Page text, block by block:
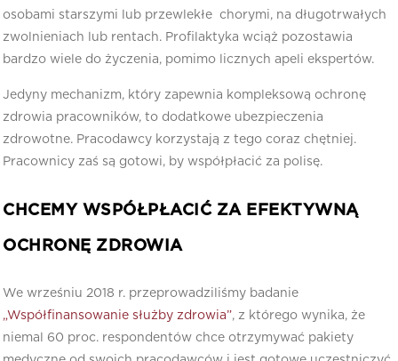
osobami starszymi lub przewlekłe chorymi, na długotrwałych
zwolnieniach lub rentach. Profilaktyka wciąż pozostawia
bardzo wiele do życzenia, pomimo licznych apeli ekspertów.
Jedyny mechanizm, który zapewnia kompleksową ochronę
zdrowia pracowników, to dodatkowe ubezpieczenia
zdrowotne. Pracodawcy korzystają z tego coraz chętniej.
Pracownicy zaś są gotowi, by współpłacić za polisę.
CHCEMY WSPÓŁPŁACIĆ ZA EFEKTYWNĄ
OCHRONĘ ZDROWIA
We wrześniu 2018 r. przeprowadziliśmy badanie
„Współfinansowanie służby zdrowia”, z którego wynika, że
niemal 60 proc. respondentów chce otrzymywać pakiety